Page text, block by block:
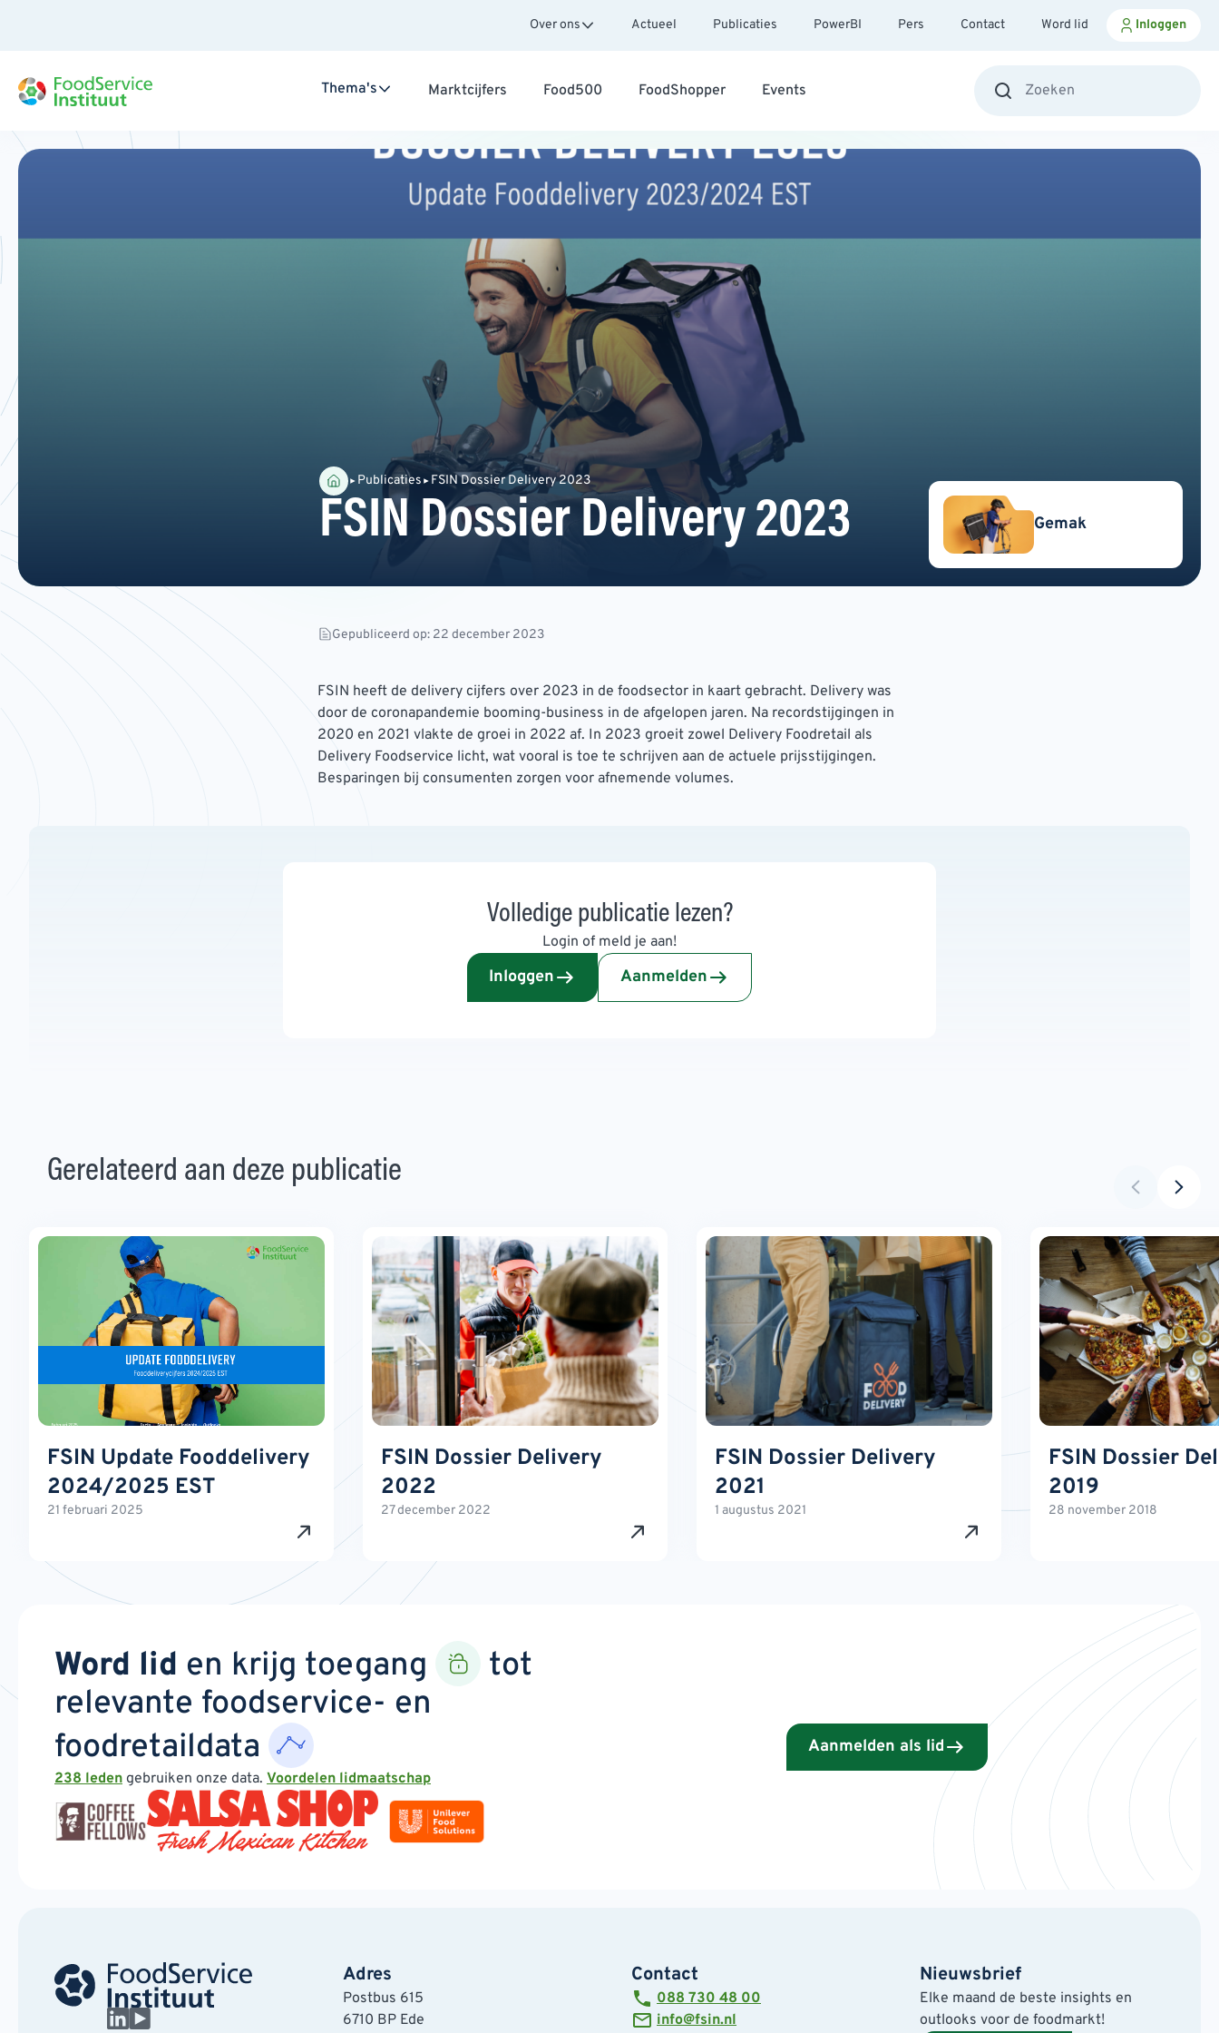
Over ons Actueel Publicaties PowerBI Pers Contact Word lid Inloggen
Thema's Marktcijfers Food500 FoodShopper Events
Publicaties FSIN Dossier Delivery 2023
FSIN Dossier Delivery 2023 Gemak
Gepubliceerd op: 22 december 2023
FSIN heeft de delivery cijfers over 2023 in de foodsector in kaart gebracht. Delivery was
door de coronapandemie booming-business in de afgelopen jaren. Na recordstijgingen in
2020 en 2021 vlakte de groei in 2022 af. In 2023 groeit zowel Delivery Foodretail als
Delivery Foodservice licht, wat vooral is toe te schrijven aan de actuele prijsstijgingen.
Besparingen bij consumenten zorgen voor afnemende volumes.
Volledige publicatie lezen?
Login of meld je aan!
Inloggen Aanmelden
Gerelateerd aan deze publicatie
FSIN Update Fooddelivery
2024/2025 EST
21 februari 2025
FSIN Dossier Delivery
2022
27 december 2022
FSIN Dossier Delivery
2021
1 augustus 2021
FSIN Dossier
2019
28 november 2018
Word lid en krijg toegang
tot
relevante foodservice- en
foodretaildata
238 leden gebruiken onze data. Voordelen lidmaatschap
Aanmelden als lid
Adres
Postbus 615
6710 BP Ede
Contact
088 730 48 00
info@fsin.nl
Nieuwsbrief
Elke maand de beste insights en
outlooks voor de foodmarkt!